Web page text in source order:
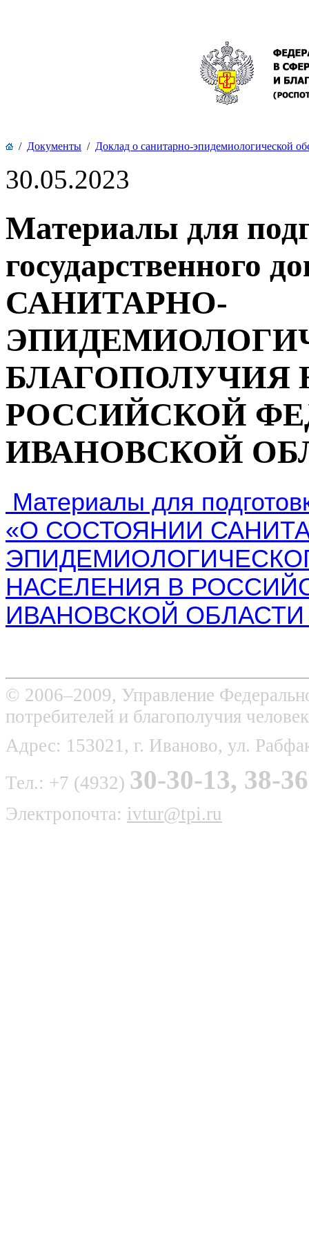
/ Документы / Доклад о санитарно-эпидемиологической
30.05.2023
Материалы для
САНИТАРНО-
БЛАГОПОЛУЧИЯ
РОССИЙСКОЙ
ИВАНОВСКОЙ
Материалы для
«О СОСТОЯНИИ
НАСЕЛЕНИЯ В
ИВАНОВСКОЙ ОБЛАСТИ
© 2006–2009, Управление
потребителей и благополучия
Адрес: 153021, г. Иваново, ул.
Тел.: +7 (4932) 30-30-13, 38-
Электропочта: ivtur@tpi.ru